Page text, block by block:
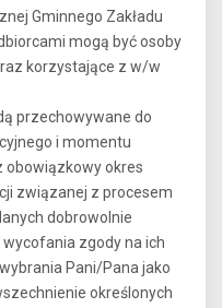
Gminnego Zakładu
mogą być osoby
korzystające z w/w
przechowywane do
i momentu
okres
związanej z procesem
dobrowolnie
zgody na ich
Pani/Pana jako
określonych